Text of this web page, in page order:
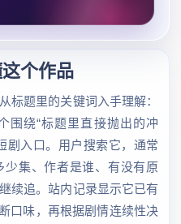
个作品
标题里的关键词入手理解：
围绕“标题里直接抛出的冲
剧入口。用户搜索它，通常
少集、作者是谁、有没有原
续追。站内记录显示它已有
口味，再根据剧情连续性决